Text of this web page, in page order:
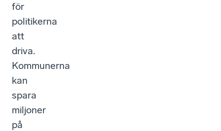
för
politikerna
att
driva.
Kommunerna
kan
spara
miljoner
på